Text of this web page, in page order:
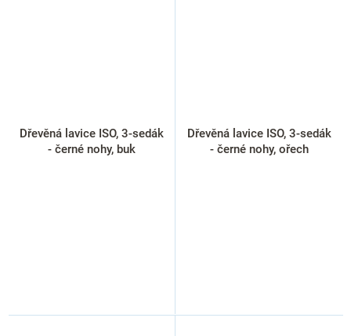
Dřevěná lavice ISO, 3-sedák
- černé nohy, buk
Dřevěná lavice ISO, 3-sedák
- černé nohy, ořech